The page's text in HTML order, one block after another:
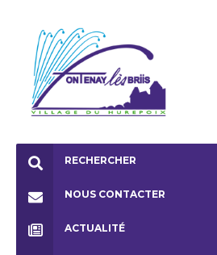
RECHERCHER
NOUS CONTACTER
ACTUALITÉ